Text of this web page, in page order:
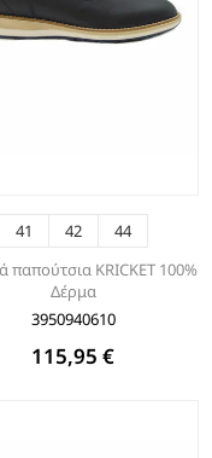
41 42
44
παπούτσια KRICKET 100%
Δέρμα
3950940610
115,95 €